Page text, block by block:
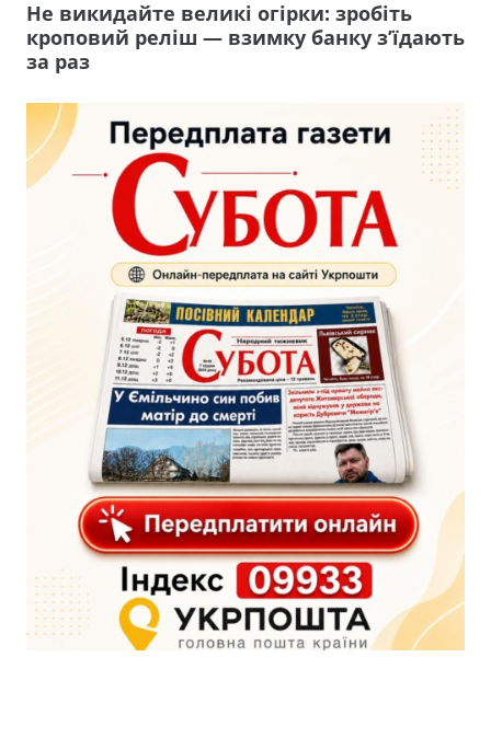
Не викидайте великі огірки: зробіть
кроповий реліш — взимку банку з’їдають
за раз